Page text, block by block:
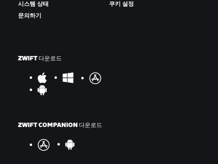
시스템 상태
문의하기
쿠키 설정
ZWIFT 다운로드
ZWIFT COMPANION 다운로드